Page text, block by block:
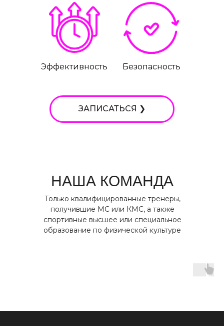
ЗАПИСАТЬСЯ ❯
Эффективность Безопасность
НАША КОМАНДА
Только квалифицированные тренеры,
получившие МС или КМС, а также
спортивные высшее или специальное
образование по физической культуре